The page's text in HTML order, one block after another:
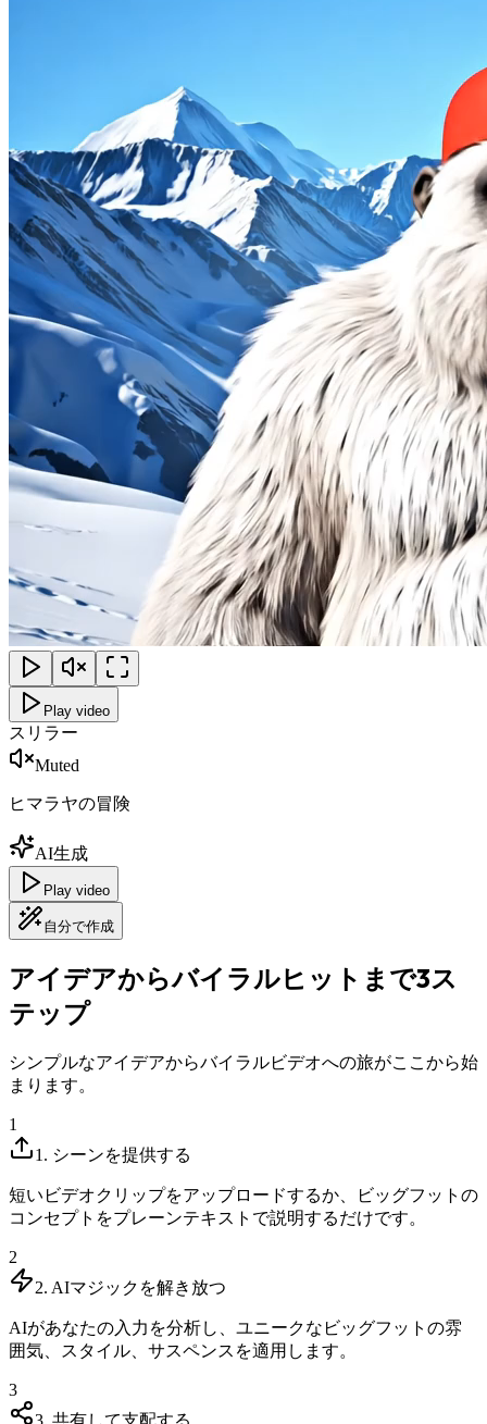
Play video
スリラー
Muted
ヒマラヤの冒険
AI生成
Play video
自分で作成
アイデアからバイラルヒットまで3ス
テップ
シンプルなアイデアからバイラルビデオへの旅がここから始
まります。
1
1. シーンを提供する
短いビデオクリップをアップロードするか、ビッグフットの
コンセプトをプレーンテキストで説明するだけです。
2
2. AIマジックを解き放つ
AIがあなたの入力を分析し、ユニークなビッグフットの雰
囲気、スタイル、サスペンスを適用します。
3